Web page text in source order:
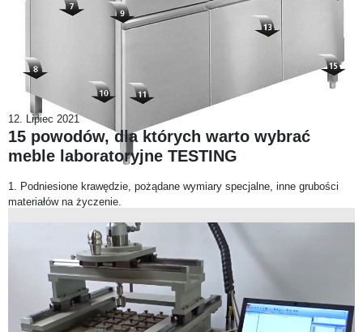
12. Lipiec 2021
15 powodów, dla których warto wybrać
meble laboratoryjne TESTING
1. Podniesione krawędzie, pożądane wymiary specjalne, inne grubości
materiałów na życzenie.